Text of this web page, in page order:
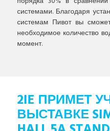
системами. Благодаря
системам Пивот вы
необходимое количество
момент.
2IE ПРИМЕТ
ВЫСТАВКЕ